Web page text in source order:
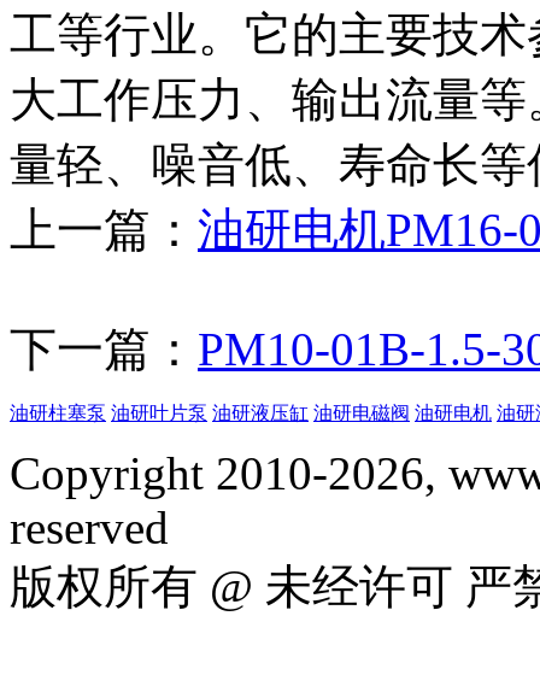
工等行业。它的主要技
大工作压力、输出流量
量轻、噪音低、寿命长等
上一篇： 油研电机PM16-
下一篇： PM10-01B-1.5-
油研柱塞泵 油研叶片泵 油研液压缸 油研电磁阀 油研电机 油研
Copyright 2010-2026,
reserved
版权所有 @ 未经许可 严